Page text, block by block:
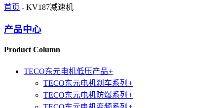
首页 - KV187减速机
产品中心
Product Column
TECO东元电机低压产品+
TECO东元电机刹车系列 +
TECO东元电机防爆系列 +